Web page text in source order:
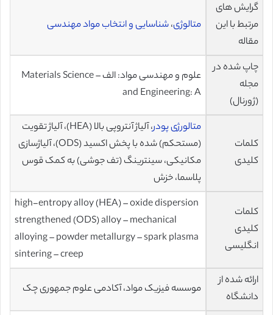
گرایش های
مرتبط با این
مقاله
متالوژی،شناسایی و انتخاب مواد مهندسی
چاپ شده در
مجله
(ژورنال)
علوم و مهندسی مواد: الف – Materials Science
and Engineering: A
کلمات
کلیدی
متالورژی پودر
، آلیاژ آنتروپی بالا (HEA)، آلیاژ تقویت
(مستحکم) شده با پخش اکسید (ODS)، آلیاژسازی
مکانیکی، سینترینگ (تف جوشی) به کمک قوس
پلاسما، خزش
کلمات
کلیدی
انگلیسی
high-entropy alloy (HEA) – oxide dispersion
strengthened (ODS) alloy – mechanical
alloying – powder metallurgy – spark plasma
sintering – creep
ارائه شده از
دانشگاه
موسسه فیزیک مواد، آکادمی علوم جمهوری چک